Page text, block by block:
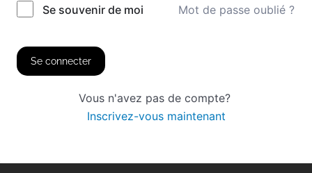
Se souvenir de moi
Mot de passe oublié ?
Se connecter
Vous n'avez pas de compte?
Inscrivez-vous maintenant